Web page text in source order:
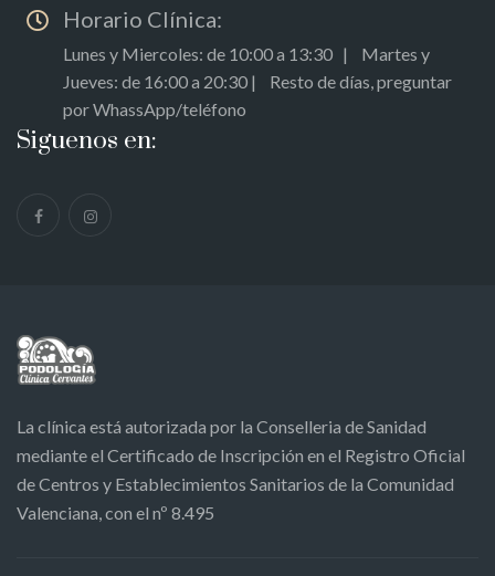
Horario Clínica:
Lunes y Miercoles: de 10:00 a 13:30 | Martes y
Jueves: de 16:00 a 20:30 | Resto de días, preguntar
por WhassApp/teléfono
Siguenos en:
La clínica está autorizada por la Conselleria de Sanidad
mediante el Certificado de Inscripción en el Registro Oficial
de Centros y Establecimientos Sanitarios de la Comunidad
Valenciana, con el nº 8.495